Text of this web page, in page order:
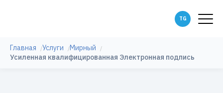
Главная Услуги
Мирный
Усиленная квалифицированная Электронная подпись